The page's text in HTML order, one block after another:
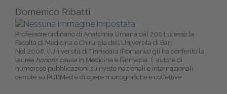
Domenico Ribatti
Professore ordinario di Anatomia Umana dal 2001 presso la
Facoltà di Medicina e Chirurgia dell’Università di Bari.
Nel 2008, l’Università di Timisoara (Romania) gli ha conferito la
laurea honoris causa in Medicina e Farmacia. È autore di
numerose pubblicazioni su riviste nazionali e internazionali
censite su PUBMed e di opere monografiche e collettive